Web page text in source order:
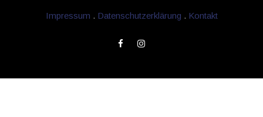
Impressum . Datenschutzerklärung . Kontakt